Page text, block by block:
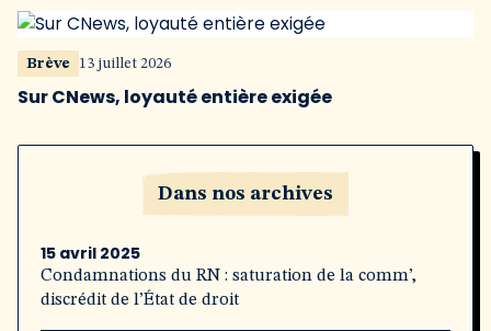
Brève 13 juillet 2026
Sur CNews, loyauté entière exigée
Dans nos archives
15 avril 2025
Condamnations du RN : saturation de la comm’,
discrédit de l’État de droit